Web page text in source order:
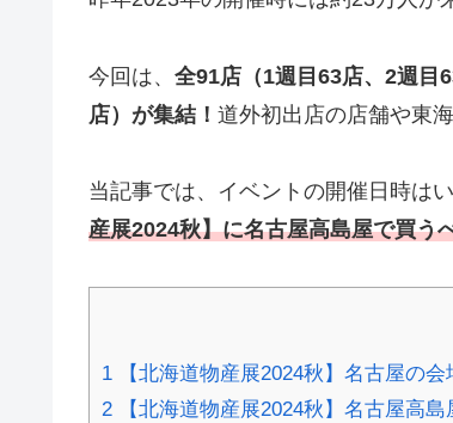
今回は、 全91店（1週目63店、2週目
店）が集結！ 道外初出店の店舗や東
当記事では、イベントの開催日時は
産展2024秋】に名古屋高島屋で買う
1 【北海道物産展2024秋】名古屋の会
2 【北海道物産展2024秋】名古屋高